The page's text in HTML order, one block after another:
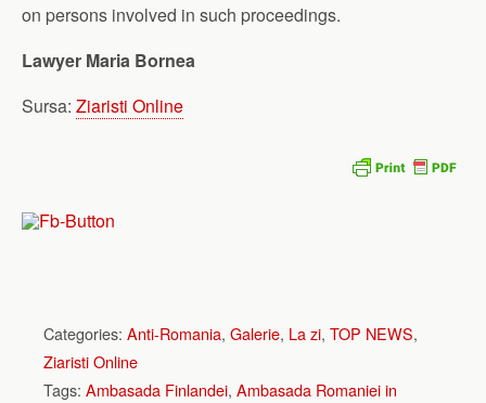
on persons involved in such proceedings.
Lawyer Maria Bornea
Sursa: Ziaristi Online
Categories: Anti-Romania, Galerie, La zi, TOP NEWS,
Ziaristi Online
Tags: Ambasada Finlandei, Ambasada Romaniei in